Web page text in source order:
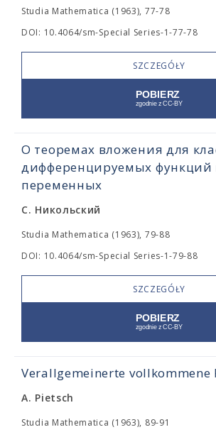
Studia Mathematica (1963), 77-78
DOI: 10.4064/sm-Special Series-1-77-78
SZCZEGÓŁY
О теоремах вложения для
дифференцируемых функций
переменных
С. Никольский
Studia Mathematica (1963), 79-88
DOI: 10.4064/sm-Special Series-1-79-88
SZCZEGÓŁY
Verallgemeinerte vollkommene
A. Pietsch
Studia Mathematica (1963), 89-91